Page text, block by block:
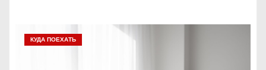
КУДА ПОЕХАТЬ